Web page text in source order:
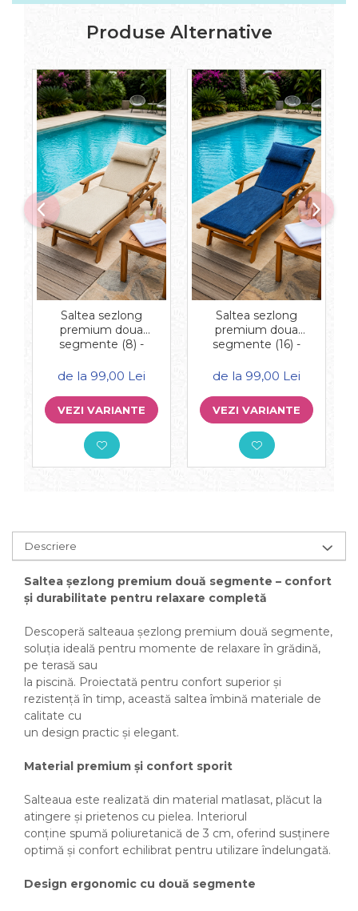
Produse Alternative
Saltea sezlong
premium doua
segmente (8) -
de la 99,00 Lei
VEZI VARIANTE
Saltea sezlong
premium doua
segmente (16) -
de la 99,00 Lei
VEZI VARIANTE
Descriere
Saltea șezlong premium două segmente – confort
și durabilitate pentru relaxare completă
Descoperă salteaua șezlong premium două segmente,
soluția ideală pentru momente de relaxare în grădină,
pe terasă sau
la piscină. Proiectată pentru confort superior și
rezistență în timp, această saltea îmbină materiale de
calitate cu
un design practic și elegant.
Material premium și confort sporit
Salteaua este realizată din material matlasat, plăcut la
atingere și prietenos cu pielea. Interiorul
conține spumă poliuretanică de 3 cm, oferind susținere
optimă și confort echilibrat pentru utilizare îndelungată.
Design ergonomic cu două segmente